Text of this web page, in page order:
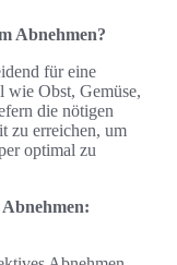
Abnehmen?
für eine
wie Obst, Gemüse,
die nötigen
zu erreichen, um
optimal zu